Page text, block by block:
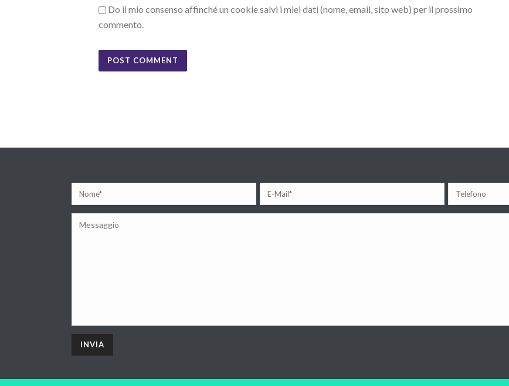
Do il mio consenso affinché un cookie salvi i miei dati (nome, email, sito web) per il prossimo
commento.